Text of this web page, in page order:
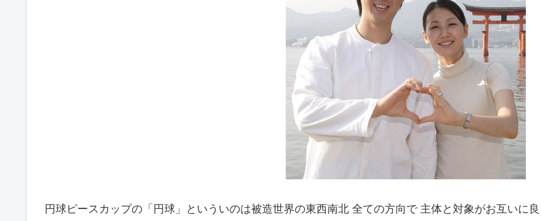
円球ピースカップの「円球」といういのは被造世界の東西南北 全ての方向で 主体と対象がお互いに